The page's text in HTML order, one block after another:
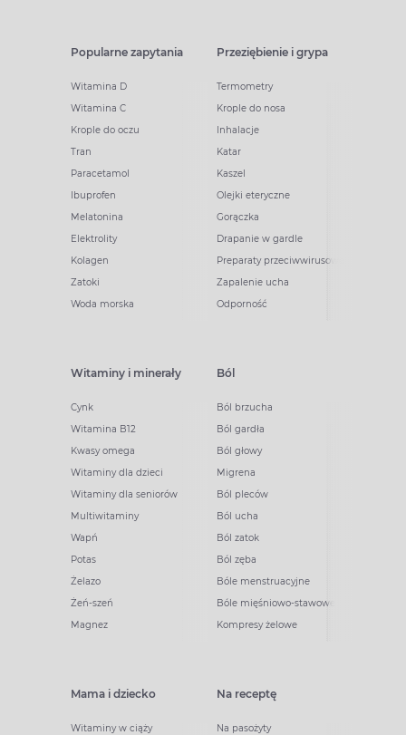
Popularne zapytania
Witamina D
Witamina C
Krople do oczu
Tran
Paracetamol
Ibuprofen
Melatonina
Elektrolity
Kolagen
Zatoki
Woda morska
Przeziębienie i grypa
Termometry
Krople do nosa
Inhalacje
Katar
Kaszel
Olejki eteryczne
Gorączka
Drapanie w gardle
Preparaty przeciwwirusowe
Zapalenie ucha
Odporność
Witaminy i minerały
Cynk
Witamina B12
Kwasy omega
Witaminy dla dzieci
Witaminy dla seniorów
Multiwitaminy
Wapń
Potas
Żelazo
Żeń-szeń
Magnez
Ból
Ból brzucha
Ból gardła
Ból głowy
Migrena
Ból pleców
Ból ucha
Ból zatok
Ból zęba
Bóle menstruacyjne
Bóle mięśniowo-stawowe
Kompresy żelowe
Mama i dziecko
Witaminy w ciąży
Na receptę
Na pasożyty